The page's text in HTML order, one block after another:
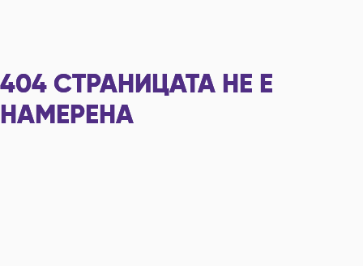
404 СТРАНИЦАТА НЕ Е
НАМЕРЕНА